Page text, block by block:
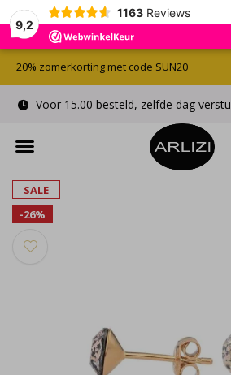
9,2
1163 Reviews
Voor 15.00 besteld, zelfde dag verstuurd
20% zomerkorting met code SUN20
SALE
-26%